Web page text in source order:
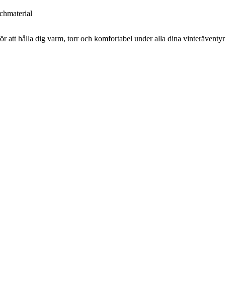
att hålla dig varm, torr och komfortabel under alla dina vinteräventyr